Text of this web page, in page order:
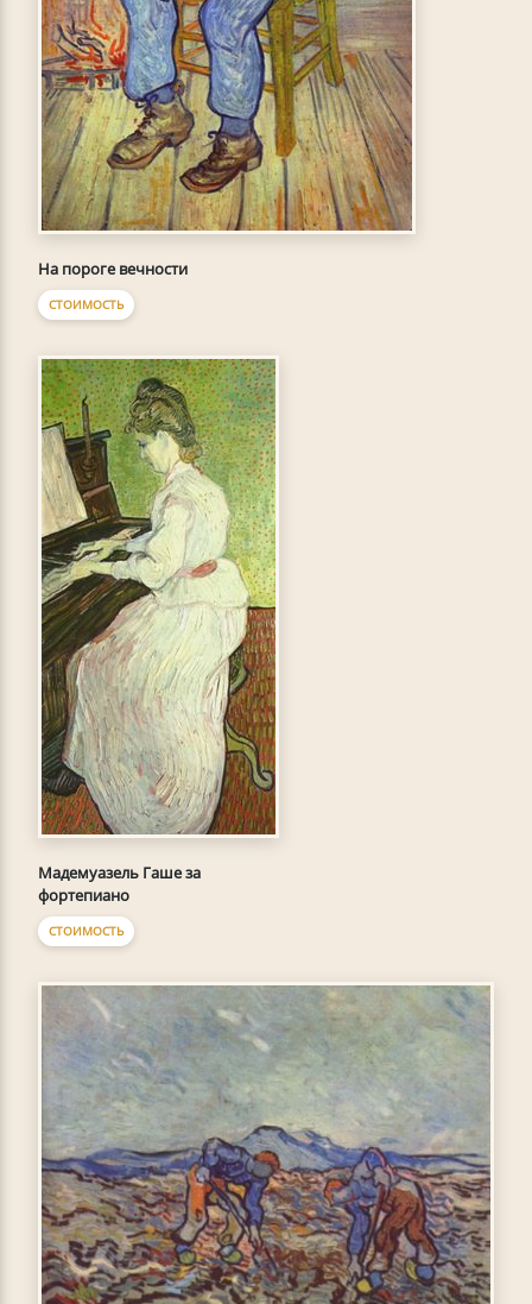
На пороге вечности
СТОИМОСТЬ
Мадемуазель Гаше за
фортепиано
СТОИМОСТЬ